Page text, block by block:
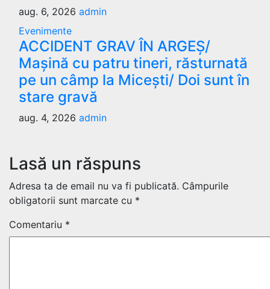
aug. 6, 2026 admin
Evenimente
ACCIDENT GRAV ÎN ARGEȘ/
Mașină cu patru tineri, răsturnată
pe un câmp la Micești/ Doi sunt în
stare gravă
aug. 4, 2026 admin
Lasă un răspuns
Adresa ta de email nu va fi publicată. Câmpurile
obligatorii sunt marcate cu *
Comentariu *